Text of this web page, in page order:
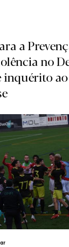
a
no
inquérito